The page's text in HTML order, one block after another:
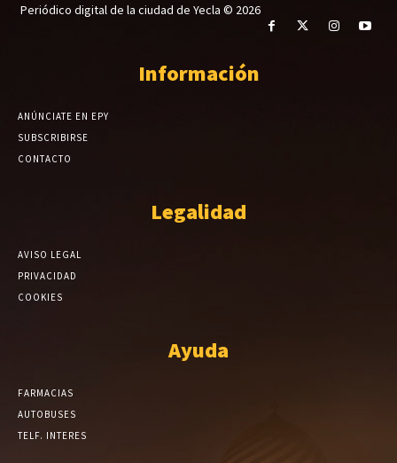
Periódico digital de la ciudad de Yecla © 2026
Información
ANÚNCIATE EN EPY
SUBSCRIBIRSE
CONTACTO
Legalidad
AVISO LEGAL
PRIVACIDAD
COOKIES
Ayuda
FARMACIAS
AUTOBUSES
TELF. INTERES